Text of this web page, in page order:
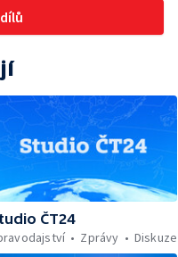
ČT24
Zprávy Diskuze